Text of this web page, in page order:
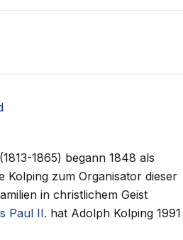
(1813-1865) begann 1848 als
Kolping zum Organisator dieser
in christlichem Geist
Paul II. hat Adolph Kolping 1991